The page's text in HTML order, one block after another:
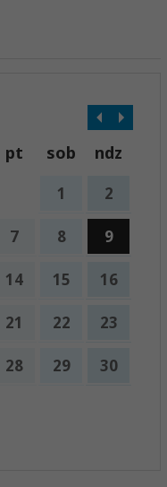
pt sob ndz
1 2
7 8 9
14 15 16
21 22 23
28 29 30